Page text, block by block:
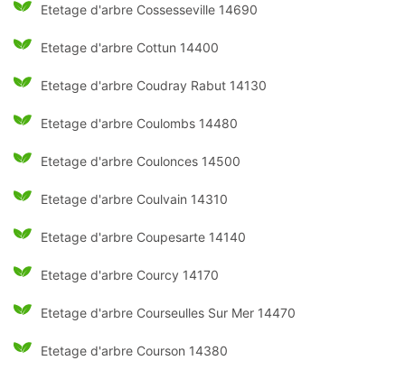
Etetage d'arbre Cossesseville 14690
Etetage d'arbre Cottun 14400
Etetage d'arbre Coudray Rabut 14130
Etetage d'arbre Coulombs 14480
Etetage d'arbre Coulonces 14500
Etetage d'arbre Coulvain 14310
Etetage d'arbre Coupesarte 14140
Etetage d'arbre Courcy 14170
Etetage d'arbre Courseulles Sur Mer 14470
Etetage d'arbre Courson 14380